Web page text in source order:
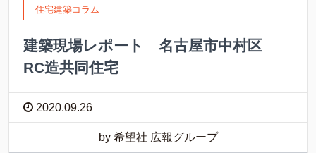
住宅建築コラム
建築現場レポート 名古屋市中村区
RC造共同住宅
2020.09.26
by 希望社 広報グループ